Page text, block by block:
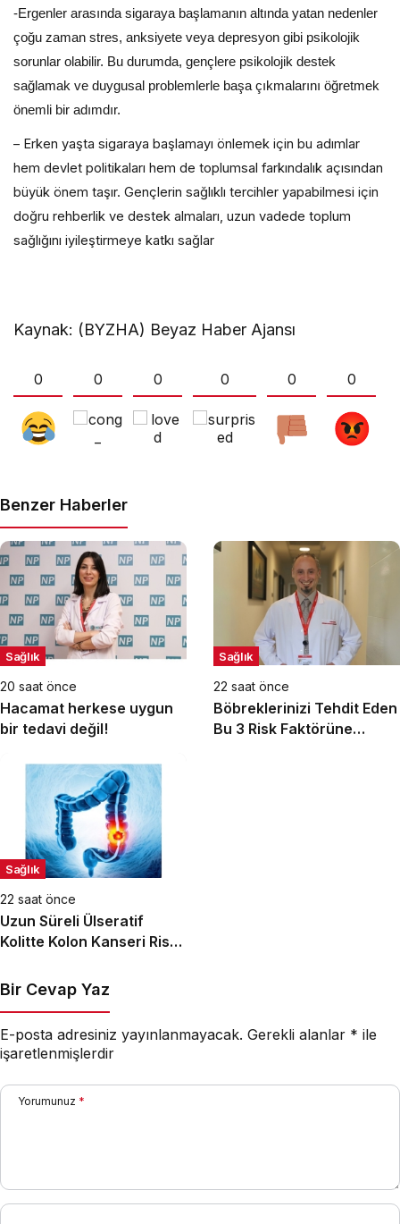
-Ergenler arasında sigaraya başlamanın altında yatan nedenler
çoğu zaman stres, anksiyete veya depresyon gibi psikolojik
sorunlar olabilir. Bu durumda, gençlere psikolojik destek
sağlamak ve duygusal problemlerle başa çıkmalarını öğretmek
önemli bir adımdır.
– Erken yaşta sigaraya başlamayı önlemek için bu adımlar
hem devlet politikaları hem de toplumsal farkındalık açısından
büyük önem taşır. Gençlerin sağlıklı tercihler yapabilmesi için
doğru rehberlik ve destek almaları, uzun vadede toplum
sağlığını iyileştirmeye katkı sağlar
Kaynak: (BYZHA) Beyaz Haber Ajansı
0 0 0 0 0 0
Benzer Haberler
Sağlık
20 saat önce
Hacamat herkese uygun
bir tedavi değil!
Sağlık
22 saat önce
Böbreklerinizi Tehdit Eden
Bu 3 Risk Faktörüne
Sağlık
22 saat önce
Uzun Süreli Ülseratif
Kolitte Kolon Kanseri Riski
Bir Cevap Yaz
E-posta adresiniz yayınlanmayacak. Gerekli alanlar * ile
işaretlenmişlerdir
Yorumunuz *